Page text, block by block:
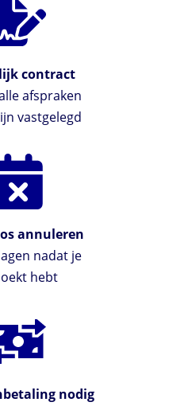
contract
afspraken
vastgelegd
annuleren
nadat je
hebt
nodig